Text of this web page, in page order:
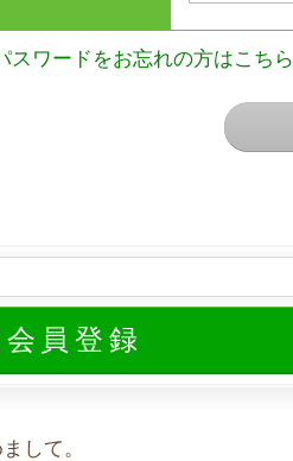
スワードをお忘れの方はこちら
員登録
して。